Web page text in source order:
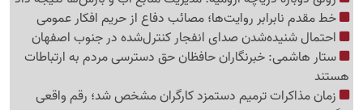
خط مقدم نابرابر روایت‌ها؛ مصائب دفاع از حریم افکار عمومی
احتمال شنیده‌شدن صدای انفجار کنترل‌شده در جنوب اصفهان
ستار هاشمی: خبرنگاران حافظان حق دسترسی مردم به ارتباطات
هستند
زمان مذاکرات ترمیم دستمزد کارگران مشخص شد؛ رقم واقعی